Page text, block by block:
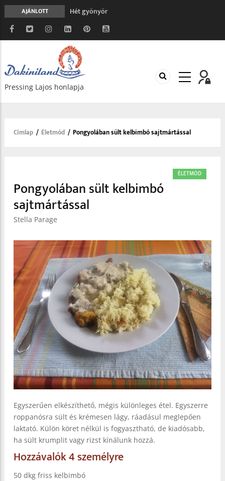
AJÁNLOTT
Hét gyönyör
A gondolatok átalakításának nyolc versszaka
Meghalni teljesen biztonságos
Minden más, mint aminek látszik
Vég nélküli leborulás
Pressing Lajos honlapja
Morzsa
Címlap / Életmód / Pongyolában sült kelbimbó sajtmártással
ÉLETMÓD
Pongyolában sült kelbimbó
sajtmártással
Stella Parage
Egyszerűen elkészíthető, mégis különleges étel. Egyszerre
roppanósra sült és krémesen lágy, ráadásul meglepően
laktató. Külön köret nélkül is fogyasztható, de kiadósabb,
ha sült krumplit vagy rizst kínálunk hozzá.
Hozzávalók 4 személyre
50 dkg friss kelbimbó